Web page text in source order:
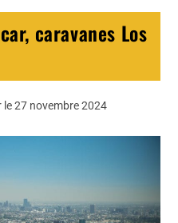
caravanes Los
le 27 novembre 2024